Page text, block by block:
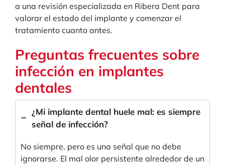
a una revisión especializada en Ribera Dent para
valorar el estado del implante y comenzar el
tratamiento cuanto antes.
Preguntas frecuentes sobre
infección en implantes
dentales
¿Mi implante dental huele mal: es siempre
señal de infección?
No siempre, pero es una señal que no debe
ignorarse. El mal olor persistente alrededor de un